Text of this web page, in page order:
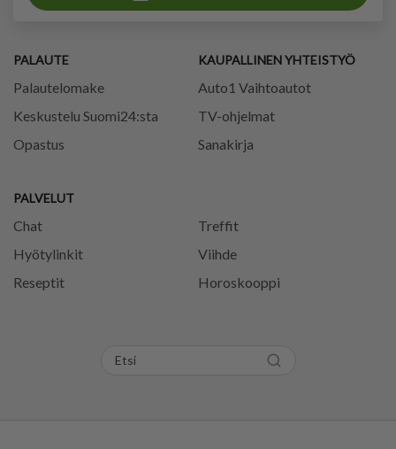
PALAUTE
Palautelomake
Keskustelu Suomi24:sta
Opastus
PALVELUT
Chat
Treffit
Hyötylinkit
Viihde
Reseptit
Horoskooppi
KAUPALLINEN YHTEISTYÖ
Auto1 Vaihtoautot
TV-ohjelmat
Sanakirja